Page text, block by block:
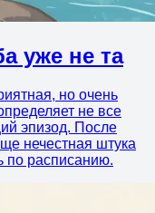
уже не та
но очень
не все
эпизод. После
нечестная штука
по расписанию.